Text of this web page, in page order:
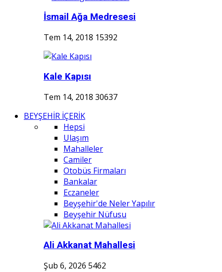
İsmail Ağa Medresesi
Tem 14, 2018 15392
Kale Kapısı
Tem 14, 2018 30637
BEYŞEHİR İÇERİK
Hepsi
Ulaşım
Mahalleler
Camiler
Otobüs Firmaları
Bankalar
Eczaneler
Beyşehir'de Neler Yapılır
Beyşehir Nüfusu
Ali Akkanat Mahallesi
Şub 6, 2026 5462